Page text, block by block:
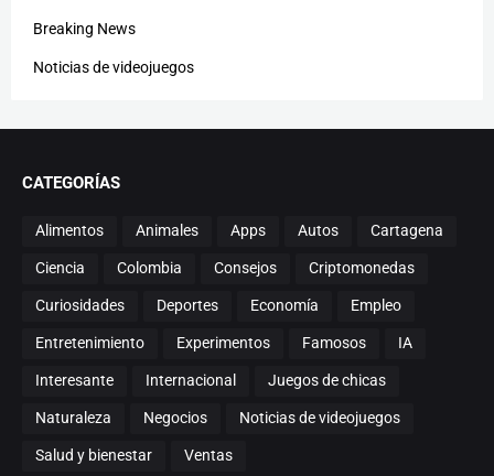
Breaking News
Noticias de videojuegos
CATEGORÍAS
Alimentos Animales Apps Autos Cartagena
Ciencia Colombia Consejos Criptomonedas
Curiosidades Deportes Economía Empleo
Entretenimiento Experimentos Famosos IA
Interesante Internacional Juegos de chicas
Naturaleza Negocios Noticias de videojuegos
Salud y bienestar Ventas